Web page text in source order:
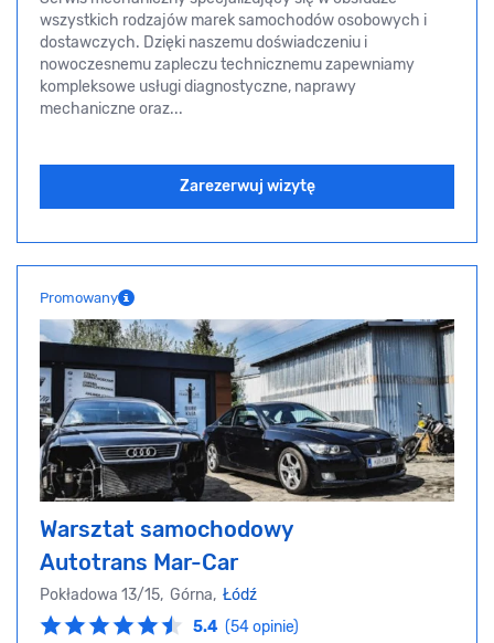
wszystkich rodzajów marek samochodów osobowych i
dostawczych. Dzięki naszemu doświadczeniu i
nowoczesnemu zapleczu technicznemu zapewniamy
kompleksowe usługi diagnostyczne, naprawy
mechaniczne oraz...
Zarezerwuj wizytę
Promowany
Warsztat samochodowy
Autotrans Mar-Car
Pokładowa 13/15, Górna, Łódź
5.4 (54 opinie)